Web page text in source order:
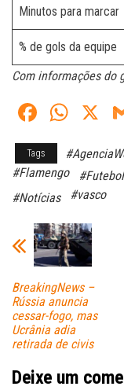
Minutos para marcar
% de gols da equipe
Com informações do
Fa
ce
bo
ok
W
ts
A
X
Tags
#Flamengo
#Futebol
#Notícias
#vasco
BreakingNews –
Rússia anuncia
cessar-fogo, mas
Ucrânia adia
retirada de civis
Deixe um